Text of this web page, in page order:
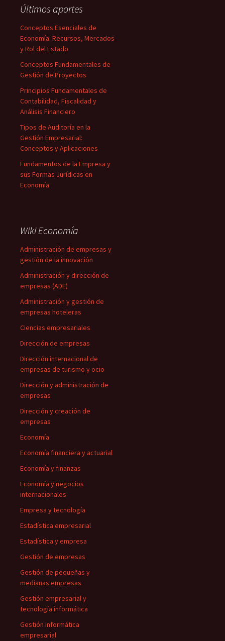
Últimos aportes
Conceptos Esenciales de
Economía: Recursos, Mercados
y Rol del Estado
Conceptos Fundamentales de
Gestión de Proyectos
Principios Fundamentales de
Contabilidad, Fiscalidad y
Análisis Financiero
Tipos de Auditoría en la
Gestión Empresarial:
Conceptos y Aplicaciones
Fundamentos de la Empresa y
sus Formas Jurídicas en
Economía
Wiki Economía
Administración de empresas y
gestión de la innovación
Administración y dirección de
empresas (ADE)
Administración y gestión de
empresas hoteleras
Ciencias empresariales
Dirección de empresas
Dirección internacional de
empresas de turismo y ocio
Dirección y administración de
empresas
Dirección y creación de
empresas
Economía
Economía financiera y actuarial
Economía y finanzas
Economía y negocios
internacionales
Empresa y tecnología
Estadística empresarial
Estadística y empresa
Gestión de empresas
Gestión de pequeñas y
medianas empresas
Gestión empresarial y
tecnología informática
Gestión informática
empresarial